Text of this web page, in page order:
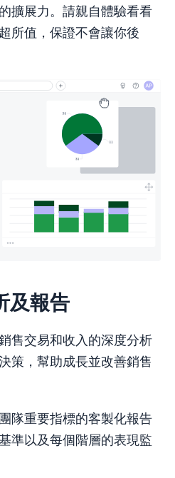
擴展力。請親自體驗看看
所值，保證不會讓你後
及報告
售交易和收入的深度分析
策，幫助成長並改善銷售
隊重要指標的客製化報告
準以及每個階層的表現監